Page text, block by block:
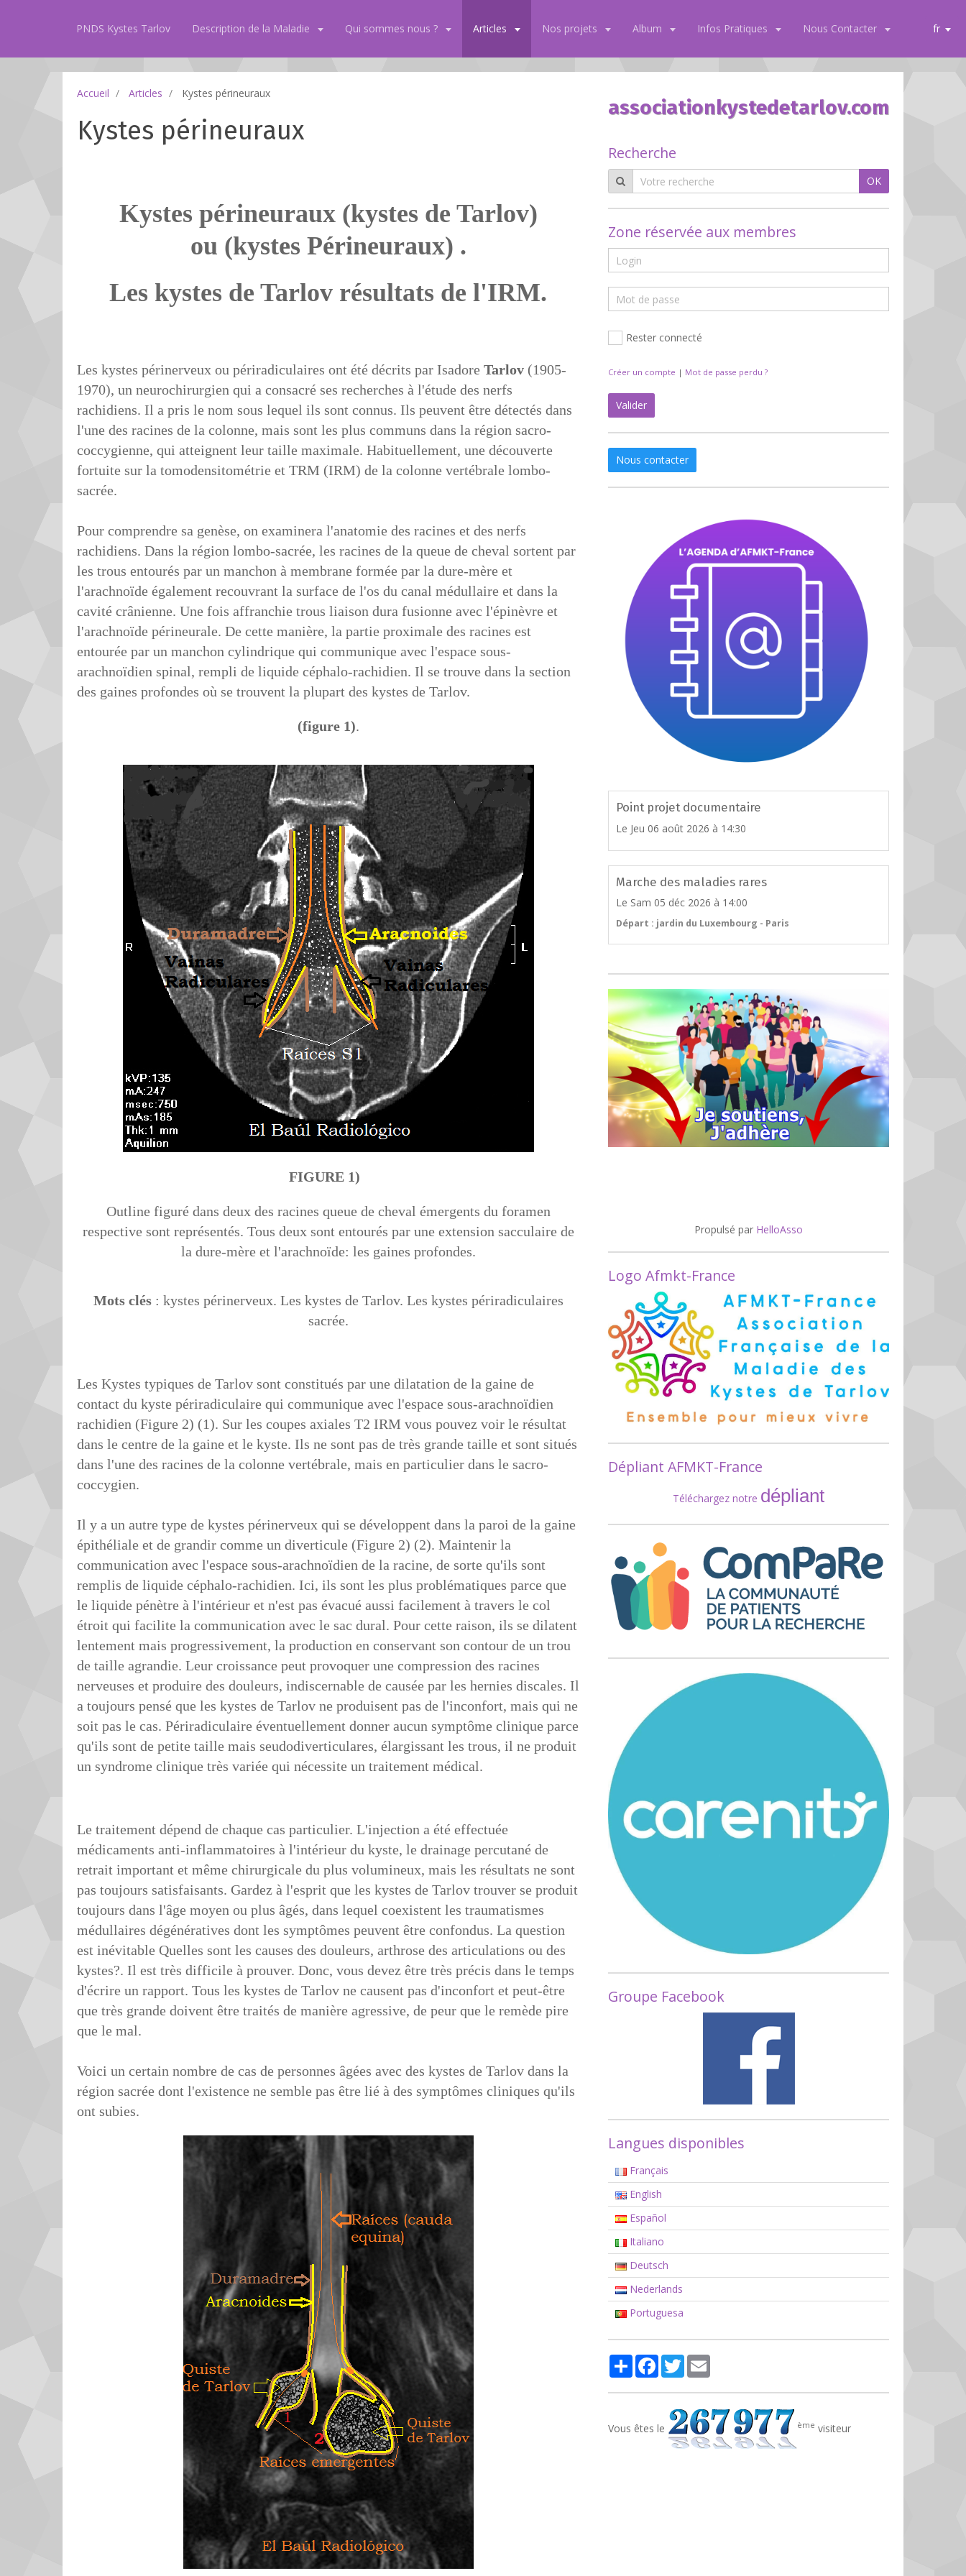
PNDS Kystes Tarlov Description de la Maladie Qui sommes nous ? Articles Nos projets Album Infos Pratiques Nous Contacter fr
Accueil Articles Kystes périneuraux
Kystes périneuraux
Kystes périneuraux (kystes de Tarlov)
ou (kystes Périneuraux) .
Les kystes de Tarlov résultats de l'IRM.
Les kystes périnerveux ou périradiculaires ont été décrits par Isadore Tarlov (1905-
1970), un neurochirurgien qui a consacré ses recherches à l'étude des nerfs
rachidiens. Il a pris le nom sous lequel ils sont connus. Ils peuvent être détectés dans
l'une des racines de la colonne, mais sont les plus communs dans la région sacro-
coccygienne, qui atteignent leur taille maximale. Habituellement, une découverte
fortuite sur la tomodensitométrie et TRM (IRM) de la colonne vertébrale lombo-
sacrée.
Pour comprendre sa genèse, on examinera l'anatomie des racines et des nerfs
rachidiens. Dans la région lombo-sacrée, les racines de la queue de cheval sortent par
les trous entourés par un manchon à membrane formée par la dure-mère et
l'arachnoïde également recouvrant la surface de l'os du canal médullaire et dans la
cavité crânienne. Une fois affranchie trous liaison dura fusionne avec l'épinèvre et
l'arachnoïde périneurale. De cette manière, la partie proximale des racines est
entourée par un manchon cylindrique qui communique avec l'espace sous-
arachnoïdien spinal, rempli de liquide céphalo-rachidien. Il se trouve dans la section
des gaines profondes où se trouvent la plupart des kystes de Tarlov.
(figure 1).
FIGURE 1)
Outline figuré dans deux des racines queue de cheval émergents du foramen
respective sont représentés. Tous deux sont entourés par une extension sacculaire de
la dure-mère et l'arachnoïde: les gaines profondes.
Mots clés: kystes périnerveux. Les kystes de Tarlov. Les kystes périradiculaires
sacrée.
Les Kystes typiques de Tarlov sont constitués par une dilatation de la gaine de
contact du kyste périradiculaire qui communique avec l'espace sous-arachnoïdien
rachidien (Figure 2) (1). Sur les coupes axiales T2 IRM vous pouvez voir le résultat
dans le centre de la gaine et le kyste. Ils ne sont pas de très grande taille et sont situés
dans l'une des racines de la colonne vertébrale, mais en particulier dans le sacro-
coccygien.
Il y a un autre type de kystes périnerveux qui se développent dans la paroi de la gaine
épithéliale et de grandir comme un diverticule (Figure 2) (2). Maintenir la
communication avec l'espace sous-arachnoïdien de la racine, de sorte qu'ils sont
remplis de liquide céphalo-rachidien. Ici, ils sont les plus problématiques parce que
le liquide pénètre à l'intérieur et n'est pas évacué aussi facilement à travers le col
étroit qui facilite la communication avec le sac dural. Pour cette raison, ils se dilatent
lentement mais progressivement, la production en conservant son contour de un trou
de taille agrandie. Leur croissance peut provoquer une compression des racines
nerveuses et produire des douleurs, indiscernable de causée par les hernies discales. Il
a toujours pensé que les kystes de Tarlov ne produisent pas de l'inconfort, mais qui ne
soit pas le cas. Périradiculaire éventuellement donner aucun symptôme clinique parce
qu'ils sont de petite taille mais seudodiverticulares, élargissant les trous, il ne produit
un syndrome clinique très variée qui nécessite un traitement médical.
Le traitement dépend de chaque cas particulier. L'injection a été effectuée
médicaments anti-inflammatoires à l'intérieur du kyste, le drainage percutané de
retrait important et même chirurgicale du plus volumineux, mais les résultats ne sont
pas toujours satisfaisants. Gardez à l'esprit que les kystes de Tarlov trouver se produit
toujours dans l'âge moyen ou plus âgés, dans lequel coexistent les traumatismes
médullaires dégénératives dont les symptômes peuvent être confondus. La question
est inévitable Quelles sont les causes des douleurs, arthrose des articulations ou des
kystes?. Il est très difficile à prouver. Donc, vous devez être très précis dans le temps
d'écrire un rapport. Tous les kystes de Tarlov ne causent pas d'inconfort et peut-être
que très grande doivent être traités de manière agressive, de peur que le remède pire
que le mal.
Voici un certain nombre de cas de personnes âgées avec des kystes de Tarlov dans la
région sacrée dont l'existence ne semble pas être lié à des symptômes cliniques qu'ils
ont subies.
associationkystedetarlov.com
Recherche
OK
Zone réservée aux membres
Rester connecté
Créer un compte | Mot de passe perdu ?
Valider
Nous contacter
Point projet documentaire
Le Jeu 06 août 2026 à 14:30
Marche des maladies rares
Le Sam 05 déc 2026 à 14:00
Départ : jardin du Luxembourg - Paris
Propulsé par HelloAsso
Logo Afmkt-France
Dépliant AFMKT-France
Téléchargez notre dépliant
Groupe Facebook
Langues disponibles
Français
English
Español
Italiano
Deutsch
Nederlands
Portuguesa
PartagerFacebook
Twitter
Vous êtes le ème visiteur